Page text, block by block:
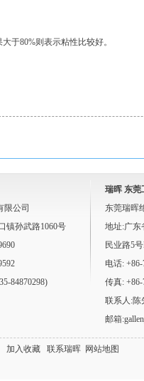
于80%则表示粘性比较好。
限公司
镇孙武路1060号
84870298)
瑞晖 东莞
东莞瑞晖
地址:广东
民业路5
电话: +86-
传真: +86-
联系人:陈
邮箱
加入收藏 联系瑞晖 网站地图